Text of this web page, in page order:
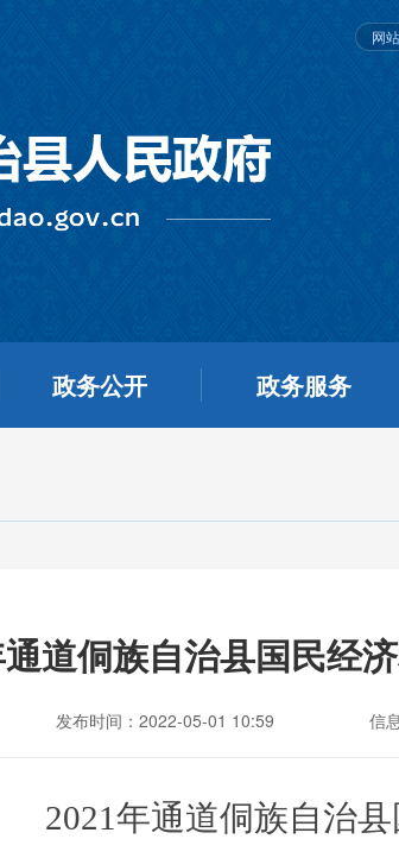
网
政务公开 政务服务
道侗族自治县国民经
发布时间：2022-05-01 10:59 信
2021年通道侗族自治